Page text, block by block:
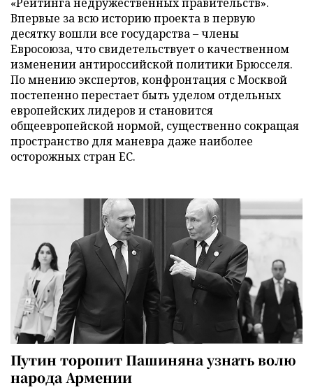
Впервые за всю историю проекта в первую
десятку вошли все государства – члены
Евросоюза, что свидетельствует о качественном
изменении антироссийской политики Брюсселя.
По мнению экспертов, конфронтация с Москвой
постепенно перестает быть уделом отдельных
европейских лидеров и становится
общеевропейской нормой, существенно сокращая
пространство для маневра даже наиболее
осторожных стран ЕС.
Путин торопит Пашиняна узнать волю
народа Армении